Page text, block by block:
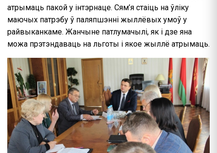
атрымаць пакой у інтэрнаце. Сям’я стаіць на ўліку
маючых патрэбу ў паляпшэнні жыллёвых умоў у
райвыканкаме. Жанчыне патлумачылі, як і дзе яна
можа прэтэндаваць на льготы і якое жыллё атрымаць.